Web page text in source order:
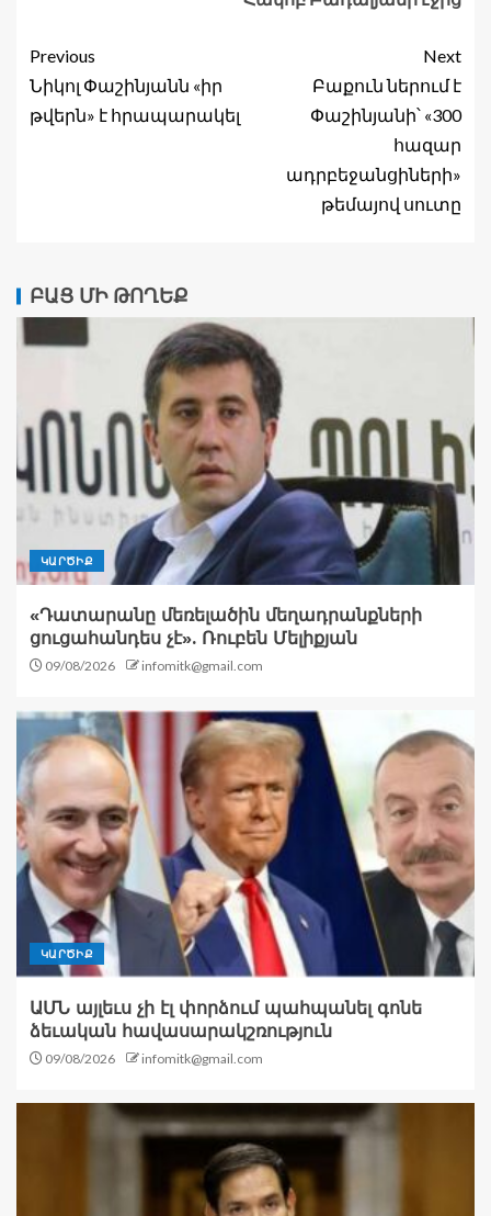
Previous
Նիկոլ Փաշինյանն «իր
թվերն» է հրապարակել
Next
Բաքուն ներում է
Փաշինյանի՝ «300
հազար
ադրբեջանցիների»
թեմայով սուտը
ԲԱՑ ՄԻ ԹՈՂԵՔ
ԿԱՐԾԻՔ
«Դատարանը մեռելածին մեղադրանքների
ցուցահանդես չէ». Ռուբեն Մելիքյան
09/08/2026 infomitk@gmail.com
ԿԱՐԾԻՔ
ԱՄՆ այլեւս չի էլ փորձում պահպանել գոնե
ձեւական հավասարակշռություն
09/08/2026 infomitk@gmail.com